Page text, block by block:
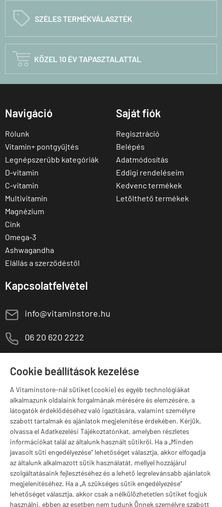
Cookie beállítások kezelése
A Vitaminstore-nál sütiket (cookie) és egyéb technológiákat
alkalmazunk oldalaink forgalmának mérésére és elemzésére, a
látogatók érdeklődéséhez való igazítására, valamint személyre
szabott tartalmak és ajánlatok megjelenítése érdekében. Kérjük,
olvassa el Adatkezelési Tájékoztatónkat, amelyben részletes
információkat talál az általunk használt sütikről. Ha a „Minden
javasolt süti engedélyezése” lehetőséget választja, akkor elfogadja
az általunk alkalmazott sütik használatát, mellyel hozzájárul
szolgáltatásaink fejlesztéséhez és a lehető legrelevánsabb ajánlatok
megjelenítéséhez. Ha a „A szükséges sütik engedélyezése”
lehetőséget választja, akkor csak a nélkülözhetetlen sütiket fogjuk
használni, ebben az esetben nem tudunk Önnek személyre szabott
C SZÉLES TERMÉKVÁLASZTÉK
 KÖZEL 10 ÉV TAPASZTALATTAL
Navigáció
Rólunk
Vitamin+ pontgyűjtés
Legnépszerűbb kategóriák
D-vitamin
C-vitamin
Multivitamin
Magnézium
Cink
Omega-3
Ashwagandha
Elállás a szerződéstől
Saját fiók
Regisztráció
Belépés
Adatmódosítás
Eddigi rendeléseim
Kedvenc termékek
Letölthető termékek
Kapcsolatfelvétel
E info@vitaminstore.hu
M 06 20 620 2222
Szugló u. 83-85.
Márkák
Valuta választás